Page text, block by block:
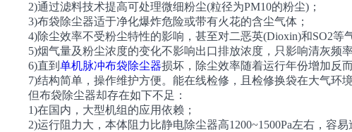
2)通过滤料技术提高可处理微细粉尘(粒径为PM10的粉尘)；
3)布袋除尘器适于净化爆炸危险或带有火花的含尘气体；
4)除尘效率不受粉尘特性的影响，甚至对二恶英(Dioxin)和SO2等
5)烟气量及粉尘浓度的变化不影响出口排放浓度，只影响清灰频率
6)直到 单机脉冲布袋除尘器损坏，除尘效率随着运行年份增加反而
7)结构简单，操作维护方便。能在线检修，且检修换袋在大气环境
但布袋除尘器却存在如下不足：
1)在国内，大型机组的应用依赖；
2)运行阻力大，本体阻力比静电除尘器高1200~1500Pa左右，容易